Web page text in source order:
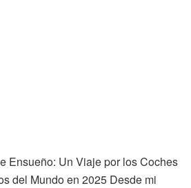
Ensueño: Un Viaje por los Coches
del Mundo en 2025 Desde mi